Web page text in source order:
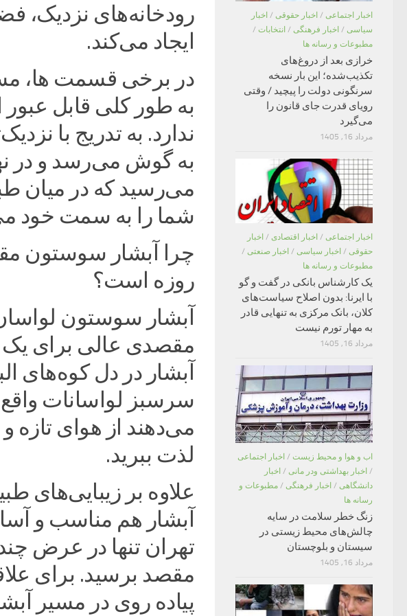
رودخانه‌های نزدیک،
ایجاد می‌کند.
در برخی قسمت ها،
به طور کلی قابل عبور
ندارد. به تدریج با
به گوش می‌رسد و در
می‌رسید که در میان
شما را به سمت خود
چرا آبشار سوستون
روزه است؟
آبشار سوستون
مقصدی عالی برای
آبشار در دل کوه‌های
سرسبز لواسانات
می‌دهند از هوای تازه
لذت ببرید.
علاوه بر زیبایی‌های
آبشار هم مناسب و
تهران تنها در عرض
مقصد برسید. برای
پیاده روی در مسیر
اخبار اجتماعی / اخبار حقوقی / اخبار
سیاسی / اخبار فرهنگی / انتخابات /
مطبوعات و رسانه ها
خرازی بعد از دروغ‌های
تکذیب‌شده؛ این بار نسخه
سرنگونی دولت را پیچید / وقتی
رویای قدرت جای قانون را
می‌گیرد
مرداد 16, 1405
اخبار اجتماعی / اخبار اقتصادی / اخبار
حقوقی / اخبار سیاسی / اخبار صنعتی /
مطبوعات و رسانه ها
یک کارشناس بانکی در گفت و گو
با ایرنا: بدون اصلاح سیاست‌های
کلان، بانک مرکزی به تنهایی قادر
به مهار تورم نیست
مرداد 16, 1405
اب و هوا و محیط زیست / اخبار اجتماعی
/ اخبار بهداشتی ودر مانی / اخبار
دانشگاهی / اخبار فرهنگی / مطبوعات و
رسانه ها
زنگ خطر سلامت در سایه
چالش‌های محیط زیستی در
سیستان و بلوچستان
مرداد 16, 1405